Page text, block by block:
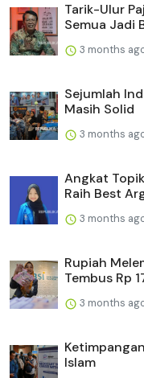
Tarik-Ulur
Semua Jadi
3 months
Sejumlah
Masih Solid
3 months
Angkat
Raih Best
3 months
Rupiah
Tembus Rp
3 months
Islam